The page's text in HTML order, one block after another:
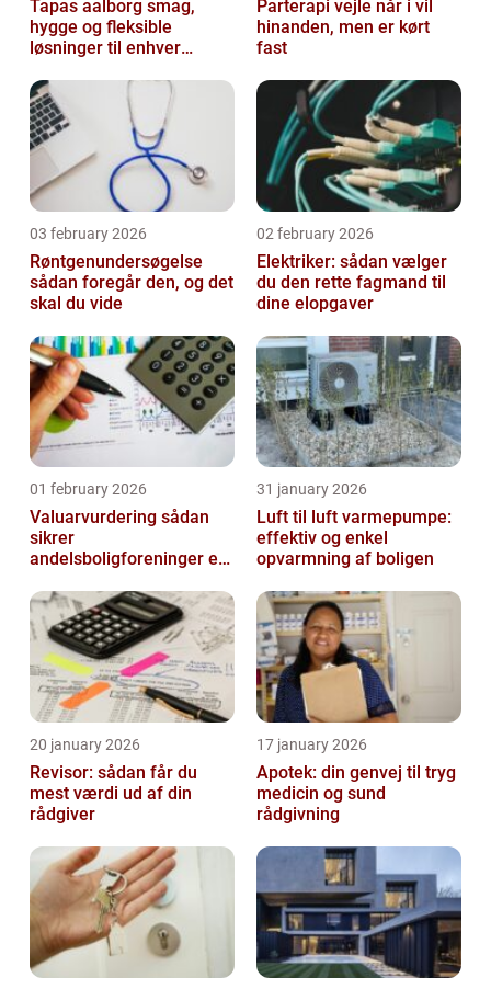
Tapas aalborg smag,
hygge og fleksible
løsninger til enhver
Parterapi vejle når i vil
hinanden, men er kørt
fast
03 february 2026
Røntgenundersøgelse
sådan foregår den, og det
skal du vide
02 february 2026
Elektriker: sådan vælger
du den rette fagmand til
dine elopgaver
01 february 2026
Valuarvurdering sådan
sikrer
andelsboligforeninger en
31 january 2026
Luft til luft varmepumpe:
effektiv og enkel
opvarmning af boligen
20 january 2026
Revisor: sådan får du
mest værdi ud af din
rådgiver
17 january 2026
Apotek: din genvej til tryg
medicin og sund
rådgivning